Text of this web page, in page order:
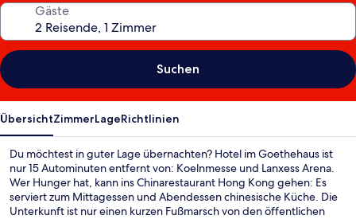
Gäste
Suchen
ÜbersichtZimmerLageRichtlinien
Du möchtest in guter Lage übernachten? Hotel im Goethehaus ist
nur 15 Autominuten entfernt von: Koelnmesse und Lanxess Arena.
Wer Hunger hat, kann ins Chinarestaurant Hong Kong gehen: Es
serviert zum Mittagessen und Abendessen chinesische Küche. Die
Unterkunft ist nur einen kurzen Fußmarsch von den öffentlichen